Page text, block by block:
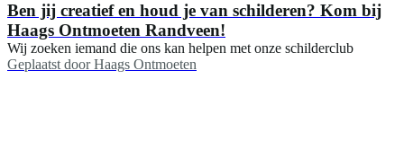
Ben jij creatief en houd je van schilderen? Kom bij
Haags Ontmoeten Randveen!
Wij zoeken iemand die ons kan helpen met onze schilderclub
Geplaatst door Haags Ontmoeten